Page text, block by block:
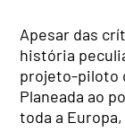
Apesar das
história
projeto-piloto
Planeada ao
toda a